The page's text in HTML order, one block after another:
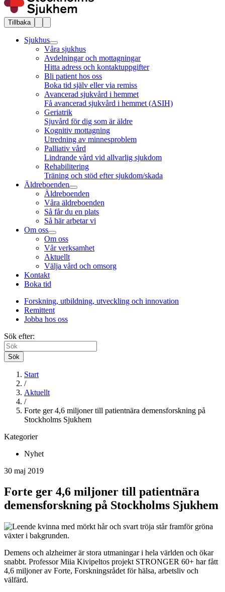
Tillbaka
Sjukhus
Våra sjukhus
Avdelningar och mottagningar
Hitta adress och kontaktuppgifter
Bli patient hos oss
Boka tid själv eller via remiss
Avancerad sjukvård i hemmet
Få avancerad sjukvård i hemmet (ASIH)
Geriatrik
Sjuvård för dig som är äldre
Kognitiv mottagning
Utredning av minnesproblem
Palliativ vård
Lindrande vård vid allvarlig sjukdom
Rehabilitering
Träning och stöd efter sjukdom/skada
Äldreboenden
Äldreboenden
Våra äldreboenden
Så får du en plats
Så här arbetar vi
Om oss
Om oss
Vår verksamhet
Aktuellt
Välja vård och omsorg
Kontakt
Boka tid
Forskning, utbildning, utveckling och innovation
Remittent
Jobba hos oss
Sök efter:
Sök
Start
/
Aktuellt
/
Forte ger 4,6 miljoner till patientnära demensforskning på
Stockholms Sjukhem
Kategorier
Nyhet
30 maj 2019
Forte ger 4,6 miljoner till patientnära
demensforskning på Stockholms Sjukhem
Demens och alzheimer är stora utmaningar i hela världen och ökar
snabbt. Professor Miia Kivipeltos projekt STRONGER 60+ har fått
4,6 miljoner av Forte, Forskningsrådet för hälsa, arbetsliv och
välfärd.